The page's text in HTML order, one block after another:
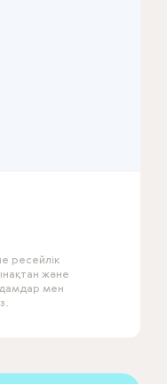
ресейлік
және
мен